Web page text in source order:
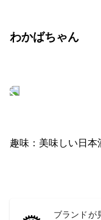
わかばちゃん
趣味：美味しい日本
ブランドが